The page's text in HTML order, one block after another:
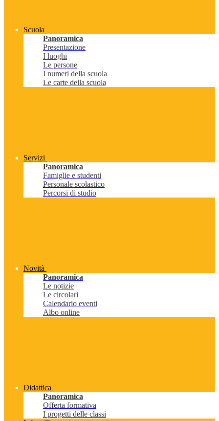
Scuola
Panoramica
Presentazione
I luoghi
Le persone
I numeri della scuola
Le carte della scuola
Servizi
Panoramica
Famiglie e studenti
Personale scolastico
Percorsi di studio
Novità
Panoramica
Le notizie
Le circolari
Calendario eventi
Albo online
Didattica
Panoramica
Offerta formativa
I progetti delle classi